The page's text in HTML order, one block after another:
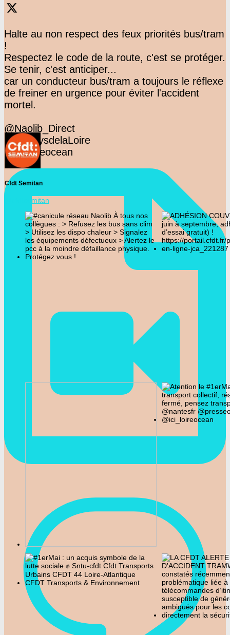
Halte au non respect des feux priorités bus/tram
!
Respectez le code de la route, c'est se protéger.
Se tenir, c'est anticiper...
car un conducteur bus/tram a toujours le réflexe
de freiner en urgence pour éviter l'accident
mortel.
@Naolib_Direct
@F3PaysdelaLoire
@presseocean
Cfdt Semitan
@cfdtsemitan